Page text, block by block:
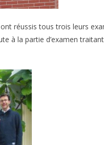
réussis tous trois leurs
à la partie d’examen